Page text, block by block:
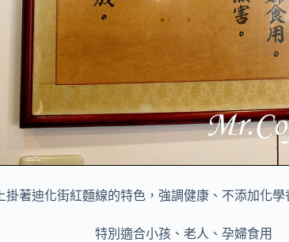
掛著迪化街紅麵線的特色，強調健康、不添加化學
特別適合小孩、老人、孕婦食用